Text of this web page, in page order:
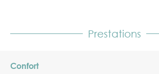
Prestations
Confort